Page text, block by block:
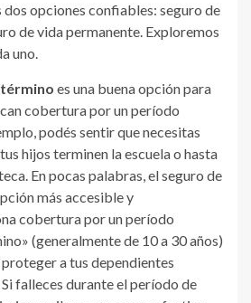
dos opciones confiables: seguro de
de vida permanente. Exploremos
uno.
es una buena opción para
cobertura por un período
podés sentir que necesitas
hijos terminen la escuela o hasta
En pocas palabras, el seguro de
más accesible y
cobertura por un período
(generalmente de 10 a 30 años)
a tus dependientes
falleces durante el período de